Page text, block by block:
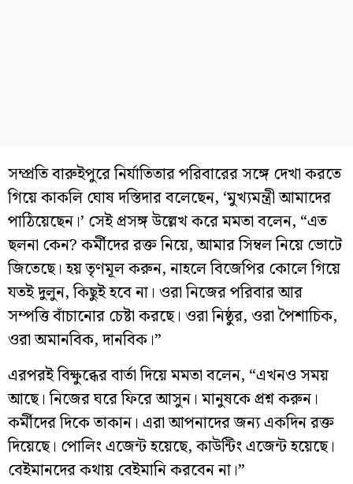
সম্প্রতি বারুইপুরে নির্যাতিতার পরিবারের সঙ্গে দেখা করতে
গিয়ে কাকলি ঘোষ দস্তিদার বলেছেন, ‘মুখ্যমন্ত্রী আমাদের
পাঠিয়েছেন।’ সেই প্রসঙ্গ উল্লেখ করে মমতা বলেন, “এত
ছলনা কেন? কর্মীদের রক্ত নিয়ে, আমার সিম্বল নিয়ে ভোটে
জিতেছে। হয় তৃণমূল করুন, নাহলে বিজেপির কোলে গিয়ে
যতই দুলুন, কিছুই হবে না। ওরা নিজের পরিবার আর
সম্পত্তি বাঁচানোর চেষ্টা করছে। ওরা নিষ্ঠুর, ওরা পৈশাচিক,
ওরা অমানবিক, দানবিক।”
এরপরই বিক্ষুব্ধের বার্তা দিয়ে মমতা বলেন, “এখনও সময়
আছে। নিজের ঘরে ফিরে আসুন। মানুষকে প্রশ্ন করুন।
কর্মীদের দিকে তাকান। এরা আপনাদের জন্য একদিন রক্ত
দিয়েছে। পোলিং এজেন্ট হয়েছে, কাউন্টিং এজেন্ট হয়েছে।
বেইমানদের কথায় বেইমানি করবেন না।”